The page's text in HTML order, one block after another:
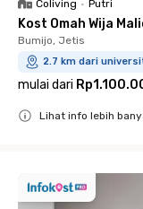
Coliving • Putri
Kost Omah Wija
Bumijo, Jetis
2.7 km dari
mulai dari
Lihat info lebih